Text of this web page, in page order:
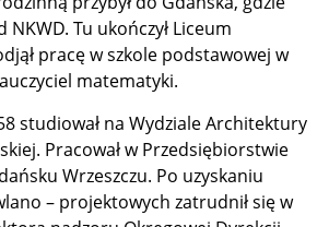
NKWD. Tu ukończył Liceum
pracę w szkole podstawowej w
matematyki.
studiował na Wydziale Architektury
Pracował w Przedsiębiorstwie
Wrzeszczu. Po uzyskaniu
– projektowych zatrudnił się w